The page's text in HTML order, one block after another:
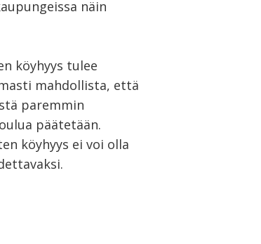
näin
köyhyys tulee
mahdollista, että
paremmin
päätetään.
köyhyys ei voi olla